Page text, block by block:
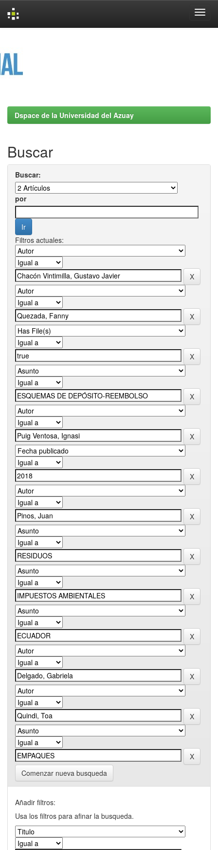
Dspace de la Universidad del Azuay
Buscar
Buscar:
por
Filtros actuales:
Comenzar nueva busqueda
Añadir filtros:
Usa los filtros para afinar la busqueda.